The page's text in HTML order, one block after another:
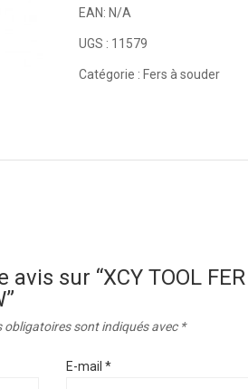
EAN: N/A
UGS : 11579
Catégorie : Fers à souder
sur “XCY TOOL FER
obligatoires sont indiqués avec *
E-mail *